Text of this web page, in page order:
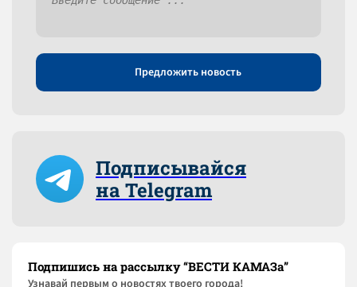
Предложить новость
Подписывайся
на Telegram
Подпишись на рассылку “ВЕСТИ КАМАЗа”
Узнaвай первым о новостях твоего города!